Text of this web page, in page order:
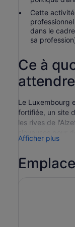
Cette
dans le
sa
Ce à
attendre
Le Luxembourg
fortifiée, un site
les rives de
vous surprendre
un mélange de
la renaissance
Afficher plus